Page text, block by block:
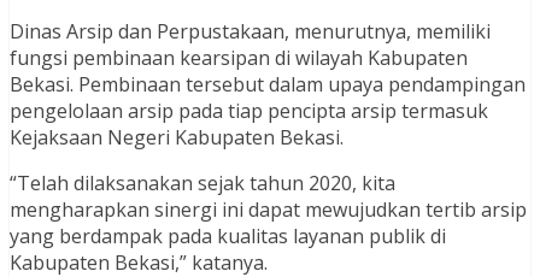
Dinas Arsip dan Perpustakaan, menurutnya, memiliki
fungsi pembinaan kearsipan di wilayah Kabupaten
Bekasi. Pembinaan tersebut dalam upaya pendampingan
pengelolaan arsip pada tiap pencipta arsip termasuk
Kejaksaan Negeri Kabupaten Bekasi.
“Telah dilaksanakan sejak tahun 2020, kita
mengharapkan sinergi ini dapat mewujudkan tertib arsip
yang berdampak pada kualitas layanan publik di
Kabupaten Bekasi,” katanya.